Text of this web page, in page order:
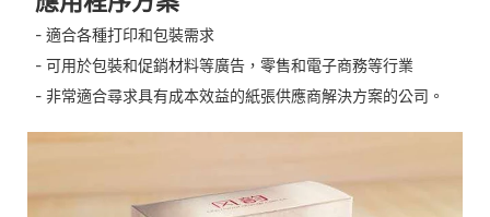
- 適合各種打印和包裝需求
- 可用於包裝和促銷材料等廣告，零售和電子商務等行業
- 非常適合尋求具有成本效益的紙張供應商解決方案的公司。